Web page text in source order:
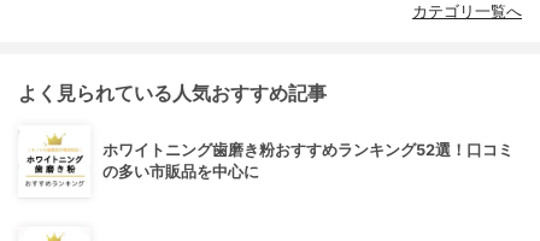
カテゴリ一覧へ
よく見られている人気おすすめ記事
ホワイトニング歯磨き粉おすすめランキング52選！口コミ
の多い市販品を中心に